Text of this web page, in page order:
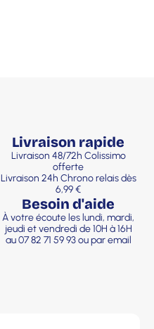
Livraison rapide
Livraison 48/72h Colissimo
offerte
Livraison 24h Chrono relais dès
6,99 €
Besoin d'aide
À votre écoute les lundi, mardi,
jeudi et vendredi de 10H à 16H
au 07 82 71 59 93 ou par email